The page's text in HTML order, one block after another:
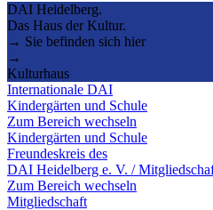
DAI Heidelberg.
Das Haus der Kultur.
→ Sie befinden sich hier
→
Kulturhaus
Internationale DAI
Kindergärten und Schule
Zum Bereich wechseln
Kindergärten und Schule
Freundeskreis des
DAI Heidelberg e. V. /
Zum Bereich wechseln
Mitgliedschaft